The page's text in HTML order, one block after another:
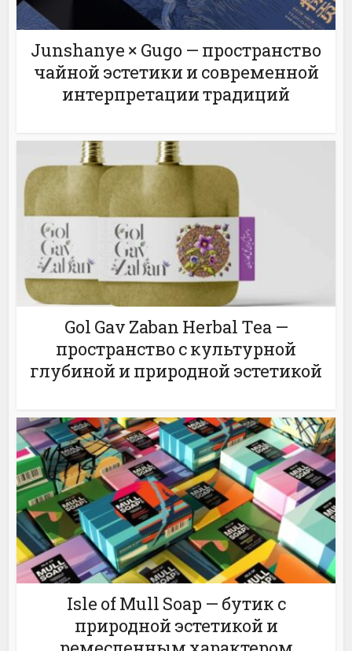
Junshanye × Gugo — пространство
чайной эстетики и современной
интерпретации традиций
Gol Gav Zaban Herbal Tea —
пространство с культурной
глубиной и природной эстетикой
Isle of Mull Soap — бутик с
природной эстетикой и